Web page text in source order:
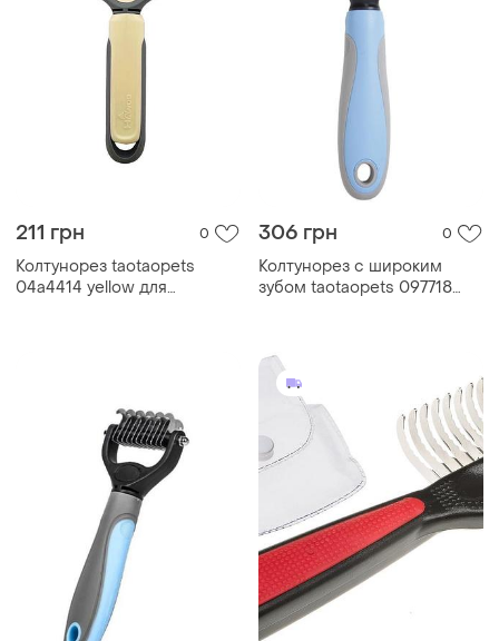
211 грн 0
Колтунорез taotaopets
04a4414 yellow для
306 грн 0
Колтунорез с широким
зубом taotaopets 097718